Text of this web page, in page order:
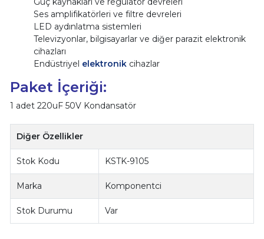
Ses amplifikatörleri ve filtre devreleri
LED aydınlatma sistemleri
Televizyonlar, bilgisayarlar ve diğer parazit elektronik
cihazları
Endüstriyel elektronik cihazlar
Paket İçeriği:
1 adet 220uF 50V Kondansatör
Diğer Özellikler
Stok Kodu KSTK-9105
Marka Komponentci
Stok Durumu Var